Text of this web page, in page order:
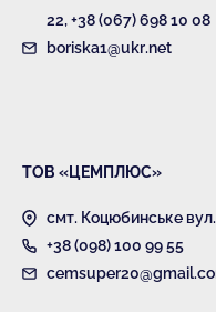
22,+38 (067) 698 10 08
boriska1@ukr.net
ТОВ «ЦЕМПЛЮС»
смт. Коцюбинське
+38 (098) 100 99 55